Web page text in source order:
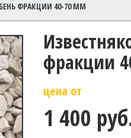
ФРАКЦИИ 40-70 ММ
фракции
цена от
1 400